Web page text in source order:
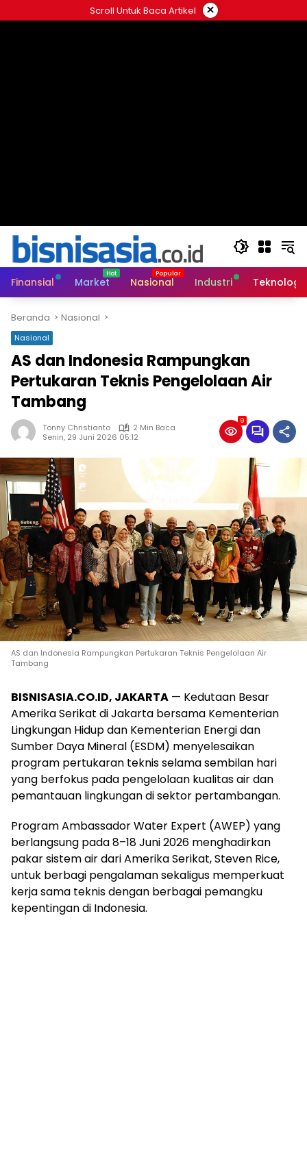
ke
Scroll Untuk Baca Artikel ×
Finansial Market Nasional Industri Teknologi
Beranda Nasional
Nasional
AS dan Indonesia Rampungkan
Pertukaran Teknis Pengelolaan Air
Tambang
Tonny Christianto
2 Min Baca
Senin, 29 Juni 2026 05:12
9
AS dan Indonesia Rampungkan Pertukaran Teknis Pengelolaan Air
Tambang
BISNISASIA.CO.ID, JAKARTA — Kedutaan Besar
Amerika Serikat di Jakarta bersama Kementerian
Lingkungan Hidup dan Kementerian Energi dan
Sumber Daya Mineral (ESDM) menyelesaikan
program pertukaran teknis selama sembilan hari
yang berfokus pada pengelolaan kualitas air dan
pemantauan lingkungan di sektor pertambangan.
Program Ambassador Water Expert (AWEP) yang
berlangsung pada 8–18 Juni 2026 menghadirkan
pakar sistem air dari Amerika Serikat, Steven Rice,
untuk berbagi pengalaman sekaligus memperkuat
kerja sama teknis dengan berbagai pemangku
kepentingan di Indonesia.